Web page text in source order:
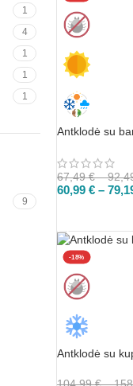
1
4
1
1
1
9
Antklodė su
67,49€–
60,99 € –
-18%
Antklodė su
104,99€–